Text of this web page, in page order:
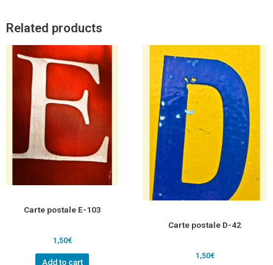
Related products
Carte postale E-103
1,50€
Add to cart
Carte postale D-42
1,50€